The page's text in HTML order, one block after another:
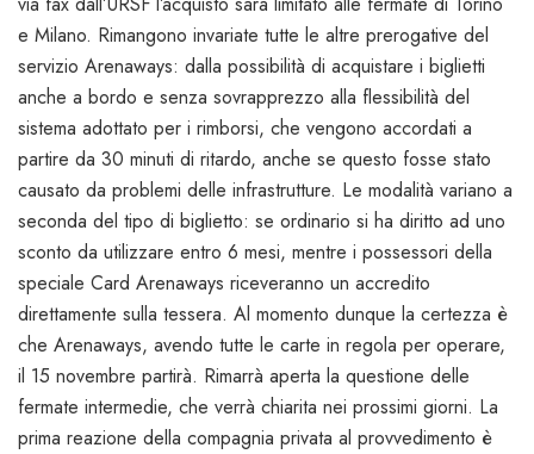
e Milano. Rimangono invariate tutte le altre prerogative del
servizio Arenaways: dalla possibilità di acquistare i biglietti
anche a bordo e senza sovrapprezzo alla flessibilità del
sistema adottato per i rimborsi, che vengono accordati a
partire da 30 minuti di ritardo, anche se questo fosse stato
causato da problemi delle infrastrutture. Le modalità variano a
seconda del tipo di biglietto: se ordinario si ha diritto ad uno
sconto da utilizzare entro 6 mesi, mentre i possessori della
speciale Card Arenaways riceveranno un accredito
direttamente sulla tessera. Al momento dunque la certezza è
che Arenaways, avendo tutte le carte in regola per operare,
il 15 novembre partirà. Rimarrà aperta la questione delle
fermate intermedie, che verrà chiarita nei prossimi giorni. La
prima reazione della compagnia privata al provvedimento è